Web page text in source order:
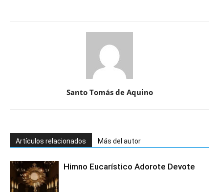
Santo Tomás de Aquino
Artículos relacionados Más del autor
Himno Eucarístico Adorote Devote